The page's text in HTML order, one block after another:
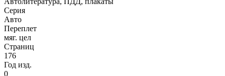
Серия
Авто
Переплет
мяг. цел
Страниц
176
Год изд.
0